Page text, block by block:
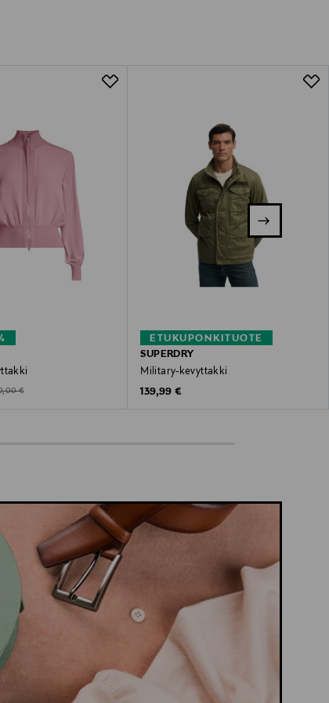
Price
€
ETUKUPONKITUOTE
SUPERDRY
Military-kevyttakki
Original Price
139,99 €